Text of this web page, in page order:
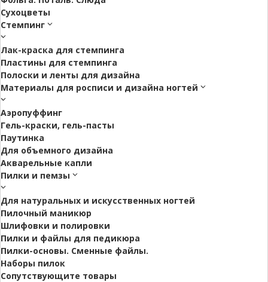
Сухоцветы
Стемпинг
Лак-краска для стемпинга
Пластины для стемпинга
Полоски и ленты для дизайна
Материалы для росписи и дизайна ногтей
Аэропуффинг
Гель-краски, гель-пасты
Паутинка
Для объемного дизайна
Акварельные капли
Пилки и пемзы
Для натуральных и искусственных ногтей
Пилочный маникюр
Шлифовки и полировки
Пилки и файлы для педикюра
Пилки-основы. Сменные файлы.
Наборы пилок
Сопутствующите товары